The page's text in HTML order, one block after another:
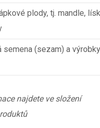
plody, tj. mandle,
semena (sezam) a
najdete ve složení